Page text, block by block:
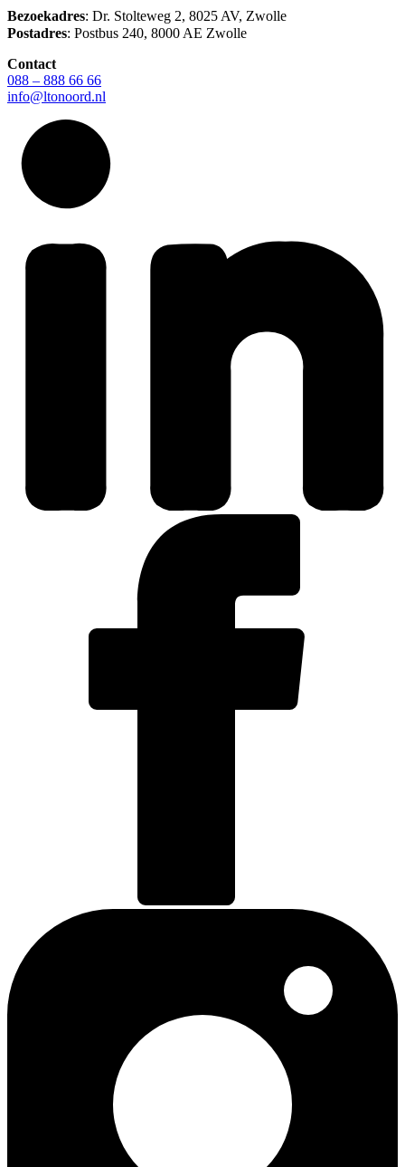
Bezoekadres: Dr. Stolteweg 2, 8025 AV, Zwolle
Postadres: Postbus 240, 8000 AE Zwolle
Contact
088 – 888 66 66
info@ltonoord.nl